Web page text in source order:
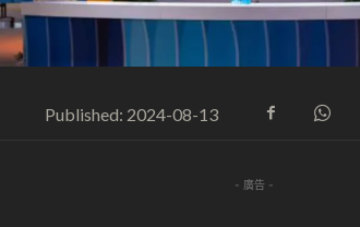
Published: 2024-08-13
- 廣告 -